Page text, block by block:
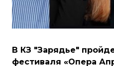
В КЗ "Зарядье"
фестиваля «Опера